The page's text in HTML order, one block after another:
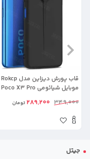
موبایل شیائومی Poco X3 Pro
349,000
289,200تومان
جیتل